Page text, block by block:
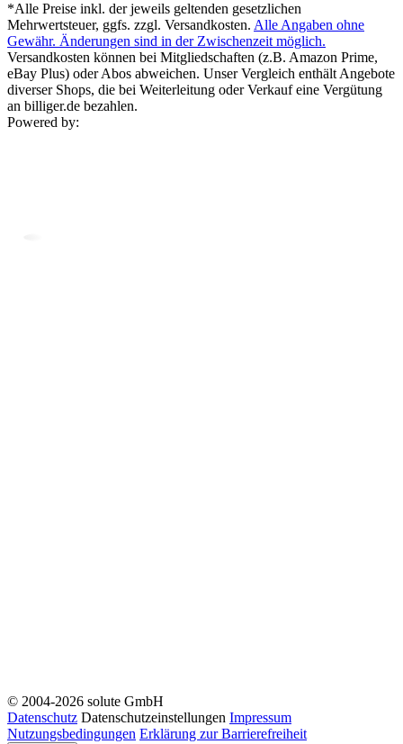
*Alle Preise inkl. der jeweils geltenden gesetzlichen
Mehrwertsteuer, ggfs. zzgl. Versandkosten. Alle Angaben ohne
Gewähr. Änderungen sind in der Zwischenzeit möglich.
Versandkosten können bei Mitgliedschaften (z.B. Amazon Prime,
eBay Plus) oder Abos abweichen. Unser Vergleich enthält Angebote
diverser Shops, die bei Weiterleitung oder Verkauf eine Vergütung
an billiger.de bezahlen.
Powered by:
© 2004-2026 solute GmbH
Datenschutz Datenschutzeinstellungen Impressum
Nutzungsbedingungen Erklärung zur Barrierefreiheit